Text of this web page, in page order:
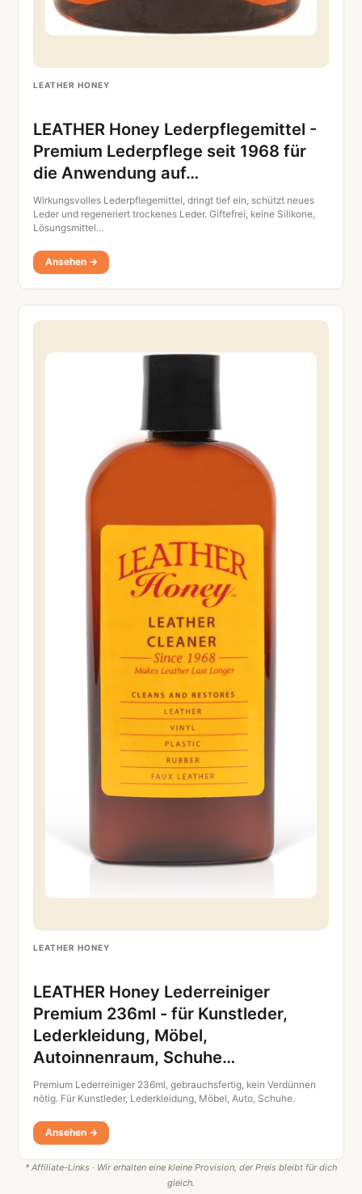
LEATHER HONEY
LEATHER Honey Lederpflegemittel -
Premium Lederpflege seit 1968 für
die Anwendung auf…
Wirkungsvolles Lederpflegemittel, dringt tief ein, schützt neues
Leder und regeneriert trockenes Leder. Giftefrei, keine Silikone,
Lösungsmittel…
Ansehen →
LEATHER HONEY
LEATHER Honey Lederreiniger
Premium 236ml - für Kunstleder,
Lederkleidung, Möbel,
Autoinnenraum, Schuhe…
Premium Lederreiniger 236ml, gebrauchsfertig, kein Verdünnen
nötig. Für Kunstleder, Lederkleidung, Möbel, Auto, Schuhe.
Ansehen →
* Affiliate-Links · Wir erhalten eine kleine Provision, der Preis bleibt für dich
gleich.